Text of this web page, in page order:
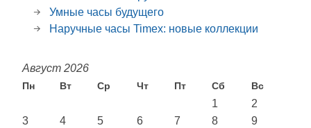
Умные часы будущего
Наручные часы Timex: новые коллекции
Август 2026
Пн Вт Ср Чт Пт Сб Вс
1
2
3
4 5 6 7 8
9